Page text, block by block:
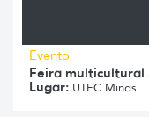
Evento
Feira multicultural
Lugar: UTEC Minas